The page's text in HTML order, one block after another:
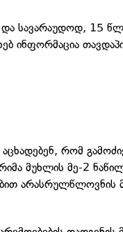
სავარაუდოდ, 15
ინფორმაცია
აცხადებენ, რომ
მუხლის მე-2
არასრულწლოვნის